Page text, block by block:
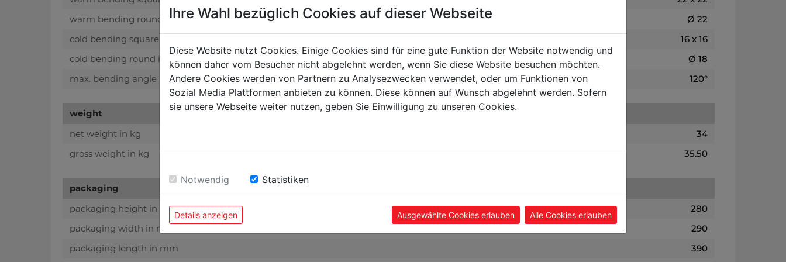
warm bending round iron in mm
Ø 22
cold bending square iron in mm
16 x 16
cold bending round iron in mm
Ø 18
max. bending angle
120°
weight
net weight in kg
34
gross weight in kg
35.50
packaging
packaging height in mm
280
packaging width in mm
290
packaging length in mm
390
Ihre Wahl bezüglich Cookies auf dieser Webseite
Diese Website nutzt Cookies. Einige Cookies sind für eine gute Funktion der Website notwendig und
können daher vom Besucher nicht abgelehnt werden, wenn Sie diese Website besuchen möchten.
Andere Cookies werden von Partnern zu Analysezwecken verwendet, oder um Funktionen von
Sozial Media Plattformen anbieten zu können. Diese können auf Wunsch abgelehnt werden. Sofern
sie unsere Webseite weiter nutzen, geben Sie Einwilligung zu unseren Cookies.
Notwendig Statistiken
Details anzeigen Ausgewählte Cookies erlauben Alle Cookies erlauben